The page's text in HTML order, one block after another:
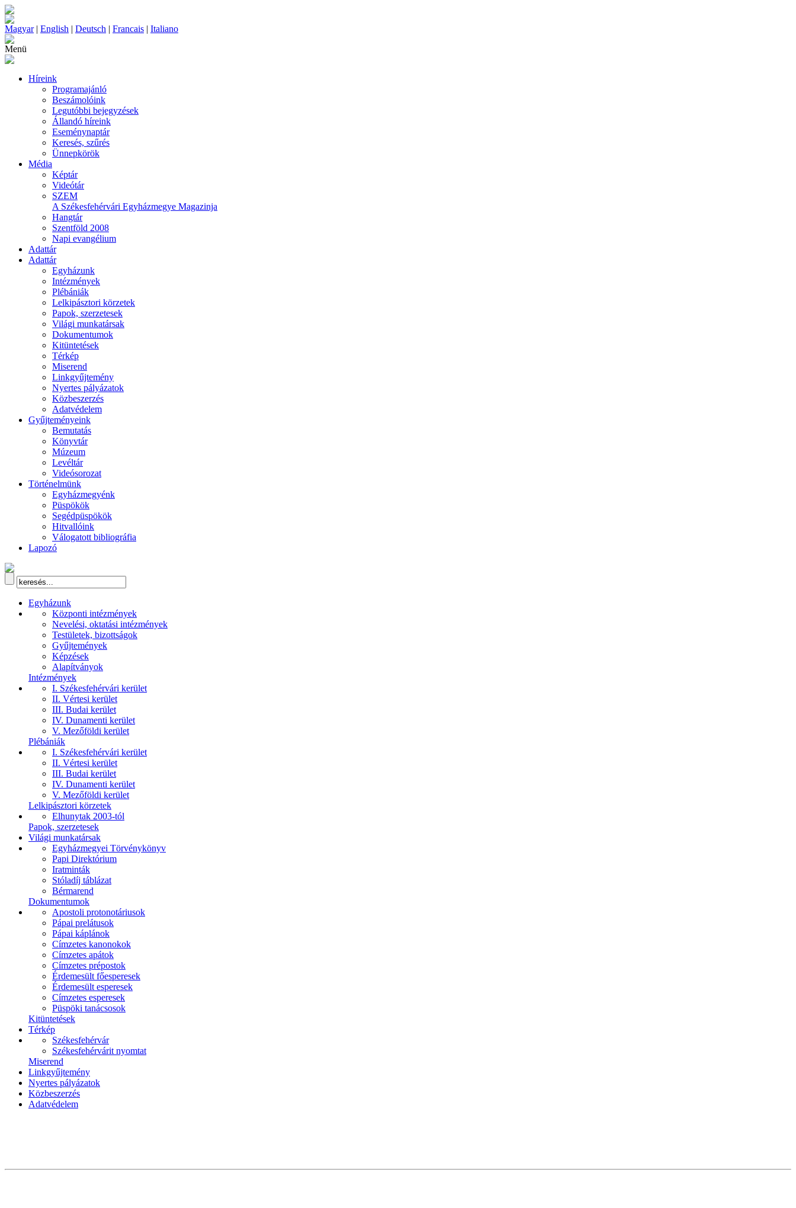
Magyar| English | Deutsch | Francais | Italiano
Menü
Híreink
Programajánló
Beszámolóink
Legutóbbi bejegyzések
Állandó híreink
Eseménynaptár
Keresés, szűrés
Ünnepkörök
Média
Képtár
Videótár
SZEM
A Székesfehérvári Egyházmegye Magazinja
Hangtár
Szentföld 2008
Napi evangélium
Adattár
Adattár
Egyházunk
Intézmények
Plébániák
Lelkipásztori körzetek
Papok, szerzetesek
Világi munkatársak
Dokumentumok
Kitüntetések
Térkép
Miserend
Linkgyűjtemény
Nyertes pályázatok
Közbeszerzés
Adatvédelem
Gyűjteményeink
Bemutatás
Könyvtár
Múzeum
Levéltár
Videósorozat
Történelmünk
Egyházmegyénk
Püspökök
Segédpüspökök
Hitvallóink
Válogatott bibliográfia
Lapozó
Egyházunk
Központi intézmények
Nevelési, oktatási intézmények
Testületek, bizottságok
Gyűjtemények
Képzések
Alapítványok
Intézmények
I. Székesfehérvári kerület
II. Vértesi kerület
III. Budai kerület
IV. Dunamenti kerület
V. Mezőföldi kerület
Plébániák
I. Székesfehérvári kerület
II. Vértesi kerület
III. Budai kerület
IV. Dunamenti kerület
V. Mezőföldi kerület
Lelkipásztori körzetek
Elhunytak 2003-tól
Papok, szerzetesek
Világi munkatársak
Egyházmegyei Törvénykönyv
Papi Direktórium
Iratminták
Stóladíj táblázat
Bérmarend
Dokumentumok
Apostoli protonotáriusok
Pápai prelátusok
Pápai káplánok
Címzetes kanonokok
Címzetes apátok
Címzetes prépostok
Érdemesült főesperesek
Érdemesült esperesek
Címzetes esperesek
Püspöki tanácsosok
Kitüntetések
Térkép
Székesfehérvár
Székesfehérvárit nyomtat
Miserend
Linkgyűjtemény
Nyertes pályázatok
Közbeszerzés
Adatvédelem